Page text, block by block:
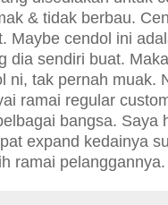
& tidak berbau.
Maybe cendol ini
dia sendiri buat.
ni, tak pernah muak.
ramai regular
bangsa. Saya
expand kedainya
ramai pelanggannya.